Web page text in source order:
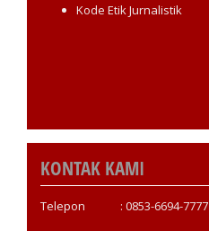
Kode Etik Jurnalistik
KONTAK KAMI
Telepon : 0853-6694-7777